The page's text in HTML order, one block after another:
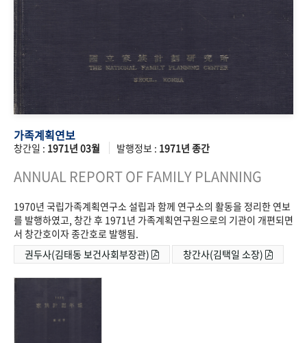
가족계획연보
창간일 : 1971년 03월 발행정보 : 1971년 종간
ANNUAL REPORT OF FAMILY PLANNING
1970년 국립가족계획연구소 설립과 함께 연구소의 활동을 정리한 연보
를 발행하였고, 창간 후 1971년 가족계획연구원으로의 기관이 개편되면
서 창간호이자 종간호로 발행됨.
권두사(김태동 보건사회부장관)
창간사(김택일 소장)